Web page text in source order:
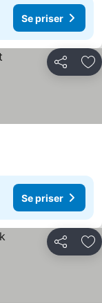
Se priser
Del
Se priser
Del